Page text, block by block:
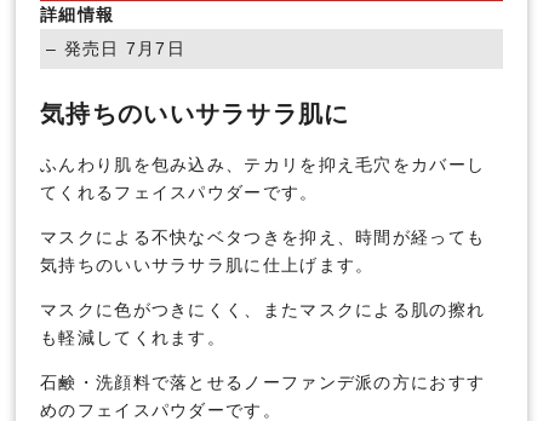
詳細情報
– 発売日 7月7日
気持ちのいいサラサラ肌に
ふんわり肌を包み込み、テカリを抑え毛穴をカバーし
てくれるフェイスパウダーです。
マスクによる不快なベタつきを抑え、時間が経っても
気持ちのいいサラサラ肌に仕上げます。
マスクに色がつきにくく、またマスクによる肌の擦れ
も軽減してくれます。
石鹸・洗顔料で落とせるノーファンデ派の方におすす
めのフェイスパウダーです。